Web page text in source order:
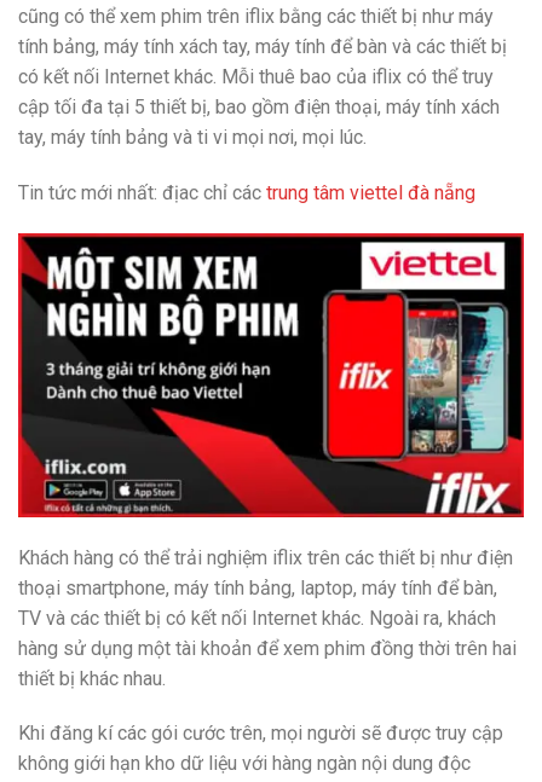
cũng có thể xem phim trên iflix bằng các thiết bị như máy
tính bảng, máy tính xách tay, máy tính để bàn và các thiết bị
có kết nối Internet khác. Mỗi thuê bao của iflix có thể truy
cập tối đa tại 5 thiết bị, bao gồm điện thoại, máy tính xách
tay, máy tính bảng và ti vi mọi nơi, mọi lúc.
Tin tức mới nhất: địac chỉ các trung tâm viettel đà nẵng
Khách hàng có thể trải nghiệm iflix trên các thiết bị như điện
thoại smartphone, máy tính bảng, laptop, máy tính để bàn,
TV và các thiết bị có kết nối Internet khác. Ngoài ra, khách
hàng sử dụng một tài khoản để xem phim đồng thời trên hai
thiết bị khác nhau.
Khi đăng kí các gói cước trên, mọi người sẽ được truy cập
không giới hạn kho dữ liệu với hàng ngàn nội dung độc